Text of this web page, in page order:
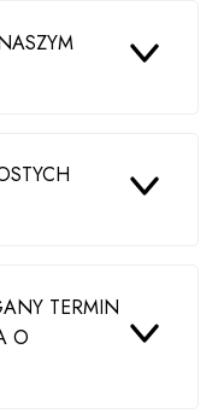
TERMIN
O